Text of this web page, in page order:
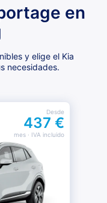
en
y elige el Kia
necesidades.
Desde
437 €
mes· IVA incluido